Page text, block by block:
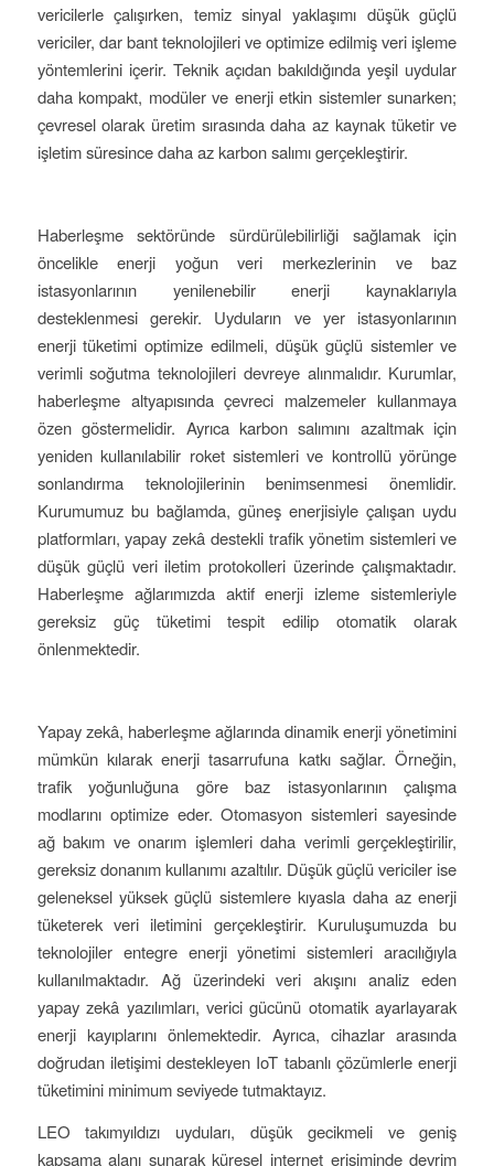
vericilerle çalışırken, temiz sinyal yaklaşımı düşük güçlü
vericiler, dar bant teknolojileri ve optimize edilmiş veri işleme
yöntemlerini içerir. Teknik açıdan bakıldığında yeşil uydular
daha kompakt, modüler ve enerji etkin sistemler sunarken;
çevresel olarak üretim sırasında daha az kaynak tüketir ve
işletim süresince daha az karbon salımı gerçekleştirir.
Haberleşme sektöründe sürdürülebilirliği sağlamak için
öncelikle enerji yoğun veri merkezlerinin ve baz
istasyonlarının yenilenebilir enerji kaynaklarıyla
desteklenmesi gerekir. Uyduların ve yer istasyonlarının
enerji tüketimi optimize edilmeli, düşük güçlü sistemler ve
verimli soğutma teknolojileri devreye alınmalıdır. Kurumlar,
haberleşme altyapısında çevreci malzemeler kullanmaya
özen göstermelidir. Ayrıca karbon salımını azaltmak için
yeniden kullanılabilir roket sistemleri ve kontrollü yörünge
sonlandırma teknolojilerinin benimsenmesi önemlidir.
Kurumumuz bu bağlamda, güneş enerjisiyle çalışan uydu
platformları, yapay zekâ destekli trafik yönetim sistemleri ve
düşük güçlü veri iletim protokolleri üzerinde çalışmaktadır.
Haberleşme ağlarımızda aktif enerji izleme sistemleriyle
gereksiz güç tüketimi tespit edilip otomatik olarak
önlenmektedir.
Yapay zekâ, haberleşme ağlarında dinamik enerji yönetimini
mümkün kılarak enerji tasarrufuna katkı sağlar. Örneğin,
trafik yoğunluğuna göre baz istasyonlarının çalışma
modlarını optimize eder. Otomasyon sistemleri sayesinde
ağ bakım ve onarım işlemleri daha verimli gerçekleştirilir,
gereksiz donanım kullanımı azaltılır. Düşük güçlü vericiler ise
geleneksel yüksek güçlü sistemlere kıyasla daha az enerji
tüketerek veri iletimini gerçekleştirir. Kuruluşumuzda bu
teknolojiler entegre enerji yönetimi sistemleri aracılığıyla
kullanılmaktadır. Ağ üzerindeki veri akışını analiz eden
yapay zekâ yazılımları, verici gücünü otomatik ayarlayarak
enerji kayıplarını önlemektedir. Ayrıca, cihazlar arasında
doğrudan iletişimi destekleyen IoT tabanlı çözümlerle enerji
tüketimini minimum seviyede tutmaktayız.
LEO takımyıldızı uyduları, düşük gecikmeli ve geniş
kapsama alanı sunarak küresel internet erişiminde devrim